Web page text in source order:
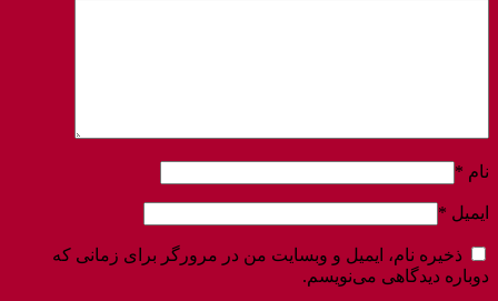
نام *
ایمیل *
ذخیره نام، ایمیل و وبسایت من در مرورگر برای زمانی که
دوباره دیدگاهی می‌نویسم.